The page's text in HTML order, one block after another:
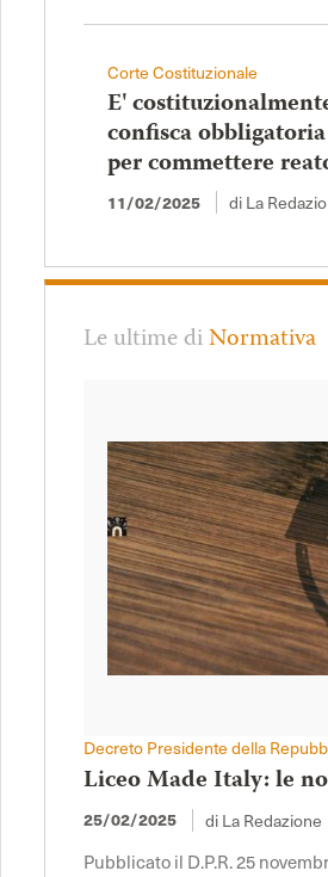
Corte Costituzionale
E'
confisca
per commettere
11/02/2025 di La
Le ultime diNormativa
Decreto Presidente della
Liceo Made Italy: le
25/02/2025 di La Redazione
Pubblicato il D.P.R. 25